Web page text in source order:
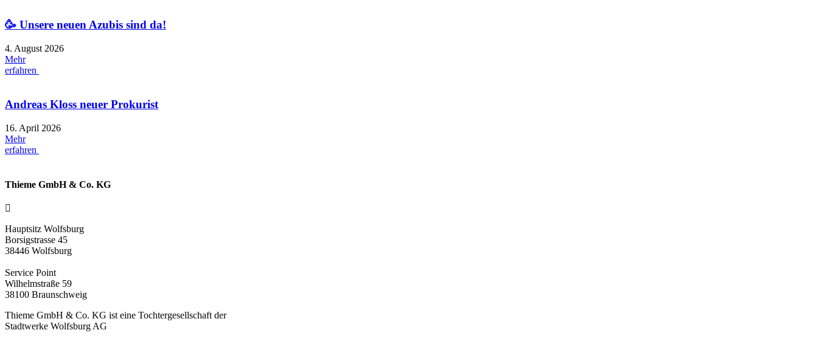
🥳 Unsere neuen Azubis sind da!
4. August 2026
Mehr
erfahren
Andreas Kloss neuer Prokurist
16. April 2026
Mehr
erfahren
Thieme GmbH & Co. KG
Hauptsitz Wolfsburg
Borsigstrasse 45
38446 Wolfsburg
Service Point
Wilhelmstraße 59
38100 Braunschweig
Thieme GmbH & Co. KG ist eine Tochtergesellschaft der
Stadtwerke Wolfsburg AG